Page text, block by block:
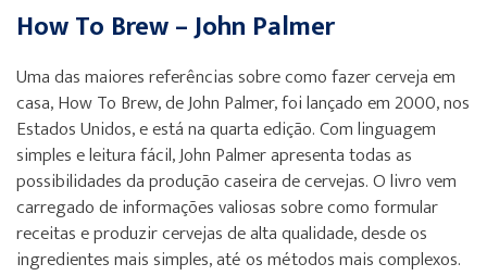
How To Brew – John Palmer
Uma das maiores referências sobre como fazer cerveja em
casa, How To Brew, de John Palmer, foi lançado em 2000, nos
Estados Unidos, e está na quarta edição. Com linguagem
simples e leitura fácil, John Palmer apresenta todas as
possibilidades da produção caseira de cervejas. O livro vem
carregado de informações valiosas sobre como formular
receitas e produzir cervejas de alta qualidade, desde os
ingredientes mais simples, até os métodos mais complexos.